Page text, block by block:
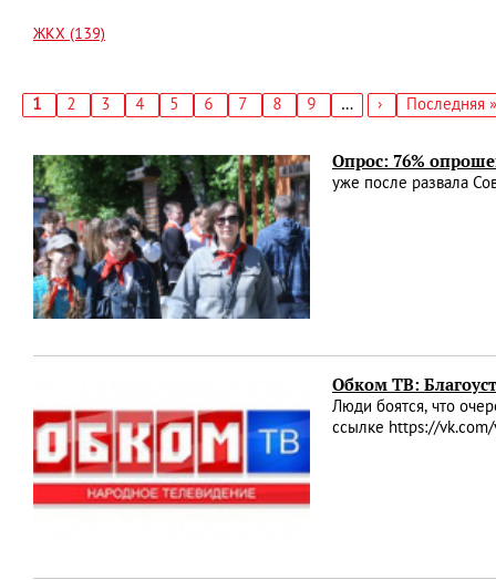
ЖКХ (139)
Текущая
1 Страница
2 Страница
3 Страница
4 Страница
5 Страница
6 Страница
7 Страница
8 Страница
9 …
Следующая
›
Последняя
Последняя »
Опрос: 76%
уже после развала
Обком ТВ:
Люди боятся, что
ссылке https://